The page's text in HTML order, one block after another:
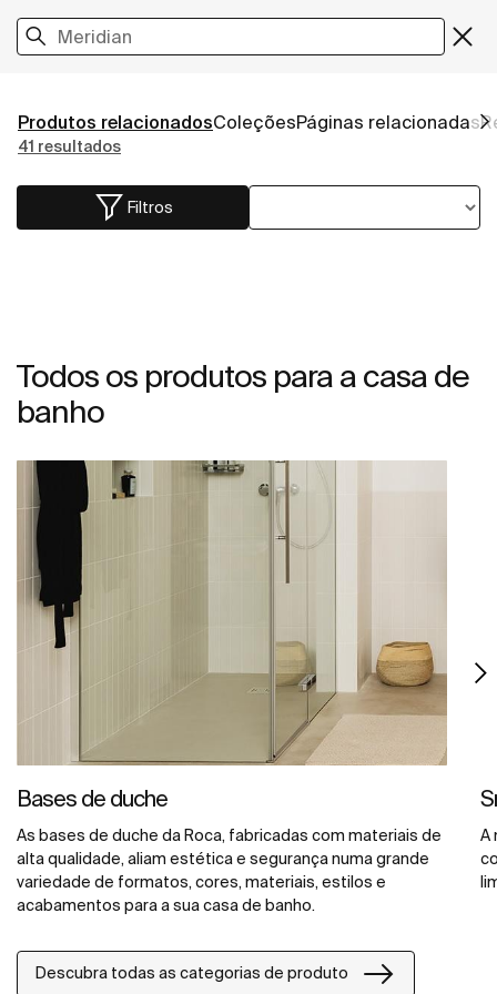
Produtos relacionadosColeçõesPáginas relacionadas
41 resultados
Filtros
Todos os produtos para a casa de
banho
Bases de duche
As bases de duche da Roca, fabricadas com materiais de
alta qualidade, aliam estética e segurança numa grande
variedade de formatos, cores, materiais, estilos e
acabamentos para a sua casa de banho.
A
Descubra todas as categorias de produto